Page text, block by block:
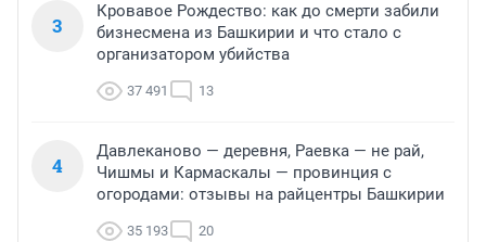
3
Кровавое Рождество: как до смерти забили
бизнесмена из Башкирии и что стало с
организатором убийства
37 491 13
4
Давлеканово — деревня, Раевка — не рай,
Чишмы и Кармаскалы — провинция с
огородами: отзывы на райцентры Башкирии
35 193 20